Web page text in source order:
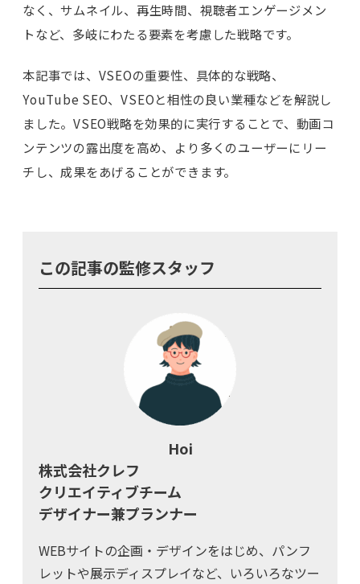
なく、サムネイル、再生時間、視聴者エンゲージメン
トなど、多岐にわたる要素を考慮した戦略です。
本記事では、VSEOの重要性、具体的な戦略、
YouTube SEO、VSEOと相性の良い業種などを解説し
ました。VSEO戦略を効果的に実行することで、動画コ
ンテンツの露出度を高め、より多くのユーザーにリー
チし、成果をあげることができます。
この記事の監修スタッフ
Hoi
株式会社クレフ
クリエイティブチーム
デザイナー兼プランナー
WEBサイトの企画・デザインをはじめ、パンフ
レットや展示ディスプレイなど、いろいろなツー